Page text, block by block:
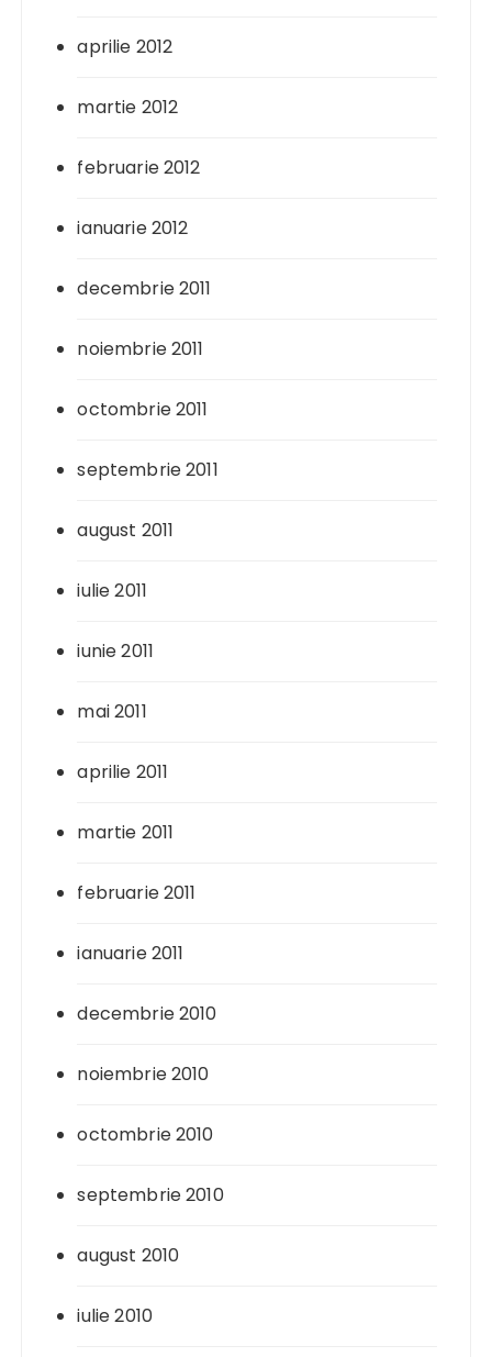
aprilie 2012
martie 2012
februarie 2012
ianuarie 2012
decembrie 2011
noiembrie 2011
octombrie 2011
septembrie 2011
august 2011
iulie 2011
iunie 2011
mai 2011
aprilie 2011
martie 2011
februarie 2011
ianuarie 2011
decembrie 2010
noiembrie 2010
octombrie 2010
septembrie 2010
august 2010
iulie 2010